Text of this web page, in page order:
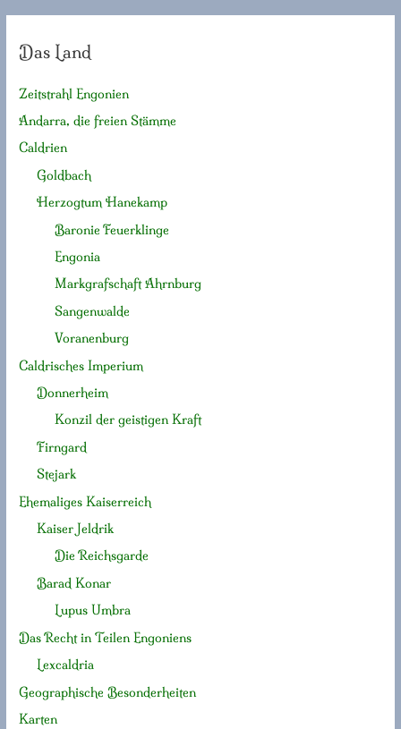
Das Land
Zeitstrahl Engonien
Andarra, die freien Stämme
Caldrien
Goldbach
Herzogtum Hanekamp
Baronie Feuerklinge
Engonia
Markgrafschaft Ahrnburg
Sangenwalde
Voranenburg
Caldrisches Imperium
Donnerheim
Konzil der geistigen Kraft
Firngard
Stejark
Ehemaliges Kaiserreich
Kaiser Jeldrik
Die Reichsgarde
Barad Konar
Lupus Umbra
Das Recht in Teilen Engoniens
Lexcaldria
Geographische Besonderheiten
Karten